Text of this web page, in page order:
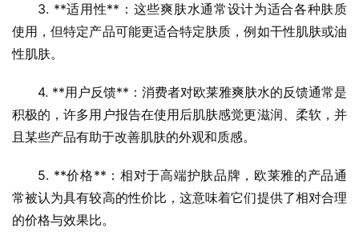
3. **适用性**：这些爽肤水通常设计为适合各种肤质
使用，但特定产品可能更适合特定肤质，例如干性肌肤或油
性肌肤。
4. **用户反馈**：消费者对欧莱雅爽肤水的反馈通常是
积极的，许多用户报告在使用后肌肤感觉更滋润、柔软，并
且某些产品有助于改善肌肤的外观和质感。
5. **价格**：相对于高端护肤品牌，欧莱雅的产品通
常被认为具有较高的性价比，这意味着它们提供了相对合理
的价格与效果比。